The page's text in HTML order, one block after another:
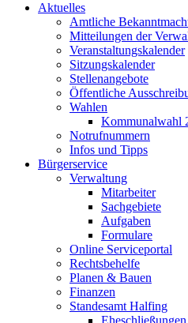
Aktuelles
Amtliche
Mitteilungen der
Veranstaltungskalender
Sitzungskalender
Stellenangebote
Öffentliche
Wahlen
Kommunalwahl
Notrufnummern
Infos und Tipps
Bürgerservice
Verwaltung
Mitarbeiter
Sachgebiete
Aufgaben
Formulare
Online Serviceportal
Rechtsbehelfe
Planen & Bauen
Finanzen
Standesamt Halfing
Eheschließungen